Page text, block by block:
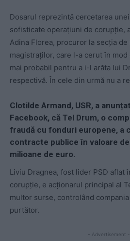
Dosarul reprezintă cercetarea
sofisticate operațiuni de corupție,
Adina Florea, procuror la secția de
magistraților, care l-a cerut în mod
mai probabil pentru a i-l arăta lui
respectivă. În cele din urmă nu a
Clotilde Armand, USR, a
Facebook, că Tel Drum, o
fraudă cu fonduri europene, a
contracte publice în valoare
milioane de euro.
Liviu Dragnea, fost lider PSD aflat
corupție, e acționarul principal al
multor surse, controlând
purtător.
- Advertisement -